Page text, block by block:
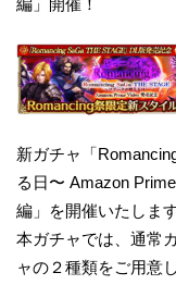
編」開催！
新ガチャ「
る日〜 Amazon
編」を開催いたします
本ガチャでは、通常
ャの２種類をご用意